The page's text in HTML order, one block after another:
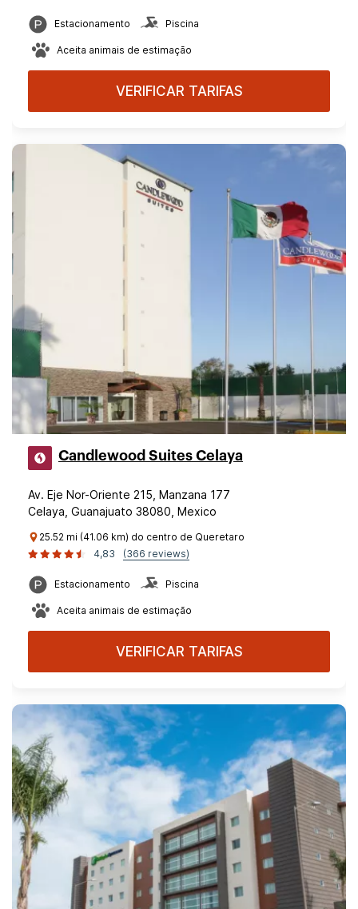
Estacionamento Piscina
Aceita animais de estimação
VERIFICAR TARIFAS
Candlewood Suites Celaya
Av. Eje Nor-Oriente 215, Manzana 177
Celaya, Guanajuato 38080, Mexico
25.52 mi (41.06 km) do centro de Queretaro
4,83
(366 reviews)
Estacionamento Piscina
Aceita animais de estimação
VERIFICAR TARIFAS